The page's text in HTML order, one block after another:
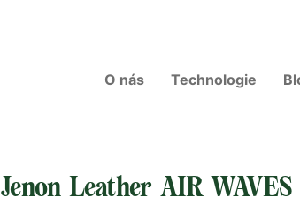
O nás Technologie
Jenon Leather AIR WAVES